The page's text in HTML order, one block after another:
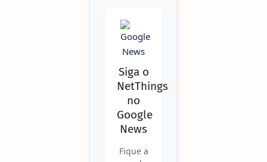
Siga o
NetThings
no
Google
News
Fique a